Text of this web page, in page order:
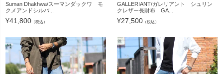
Suman Dhakhwa/スーマンダックワ モ
クメアンドシルバ...
¥41,800 （税込）
GALLERIANT/ガレリアント シュリン
クレザー長財布 GA...
¥27,500 （税込）